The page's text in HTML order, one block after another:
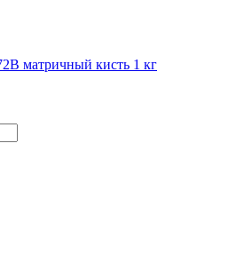
матричный кисть 1 кг